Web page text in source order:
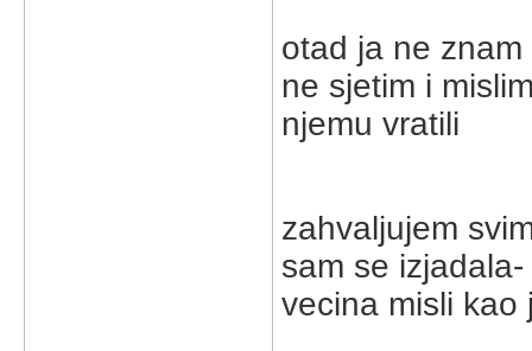
otad ja ne
ne sjetim i
njemu vratili
zahvaljujem
sam se
vecina misli kao